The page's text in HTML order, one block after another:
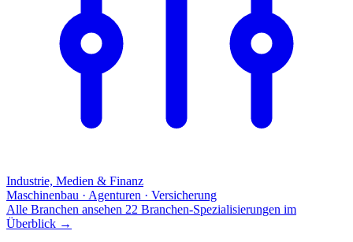
Industrie, Medien & Finanz
Maschinenbau · Agenturen · Versicherung
Alle Branchen ansehen 22 Branchen-Spezialisierungen im
Überblick →